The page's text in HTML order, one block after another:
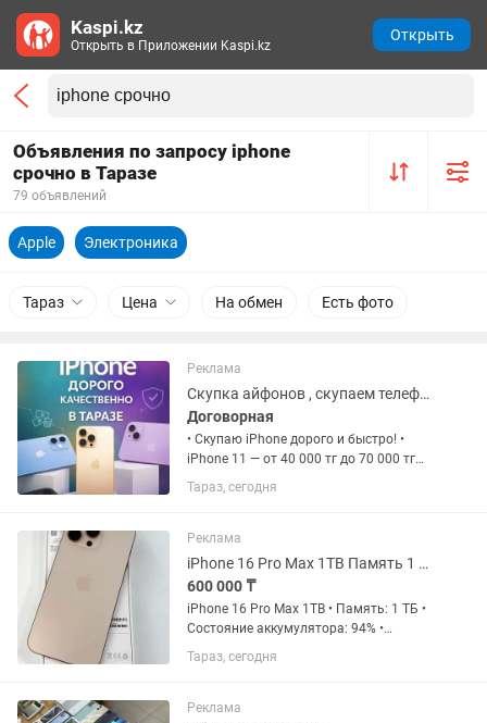
Объявления по запросу iphone
срочно в Таразе
79 объявлений
Apple Электроника
Тараз Цена На обмен Есть фото
Реклама
Скупка айфонов , скупаем телефоны самсунг и так далее
Договорная
• Скупаю iPhone дорого и быстро! •
iPhone 11 — от 40 000 тг до 70 000 тг
(смотря по состоянию) iPhone 12 — от
60 000 тг до 90 000 тг (смотря по
тг до 120 000...
Тараз, сегодня
Реклама
iPhone 16 Pro Max 1TB Память 1 ТБ Состояние аккумулятора 94%
600 000 ₸
iPhone 16 Pro Max 1TB • Память: 1 ТБ •
Состояние аккумулятора: 94% •
Гарантия есть • Телефон в идеальном
состоянии, без дефектов и скрытых
работает без нареканий.
Тараз, сегодня
Реклама
Kaspi.kz
Открыть в Приложении Kaspi.kz
Открыть